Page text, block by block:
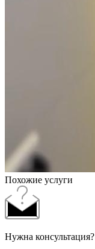
Похожие услуги
Нужна консультация?